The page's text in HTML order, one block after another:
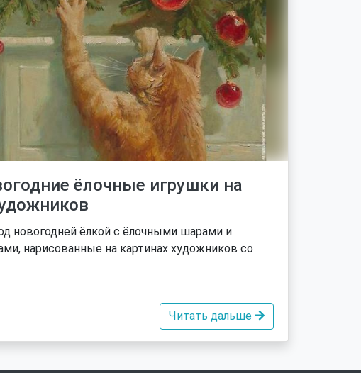
ёлочные игрушки на
новогодней ёлкой с ёлочными шарами и
нарисованные на картинах художников со
Читать дальше